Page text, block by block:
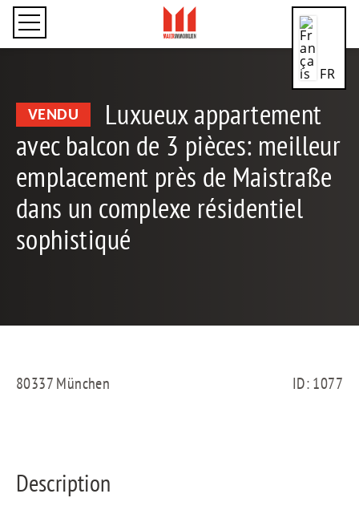
FR
CN
EN
VENDU
Luxueux appartement
avec balcon de 3 pièces: meilleur
emplacement près de Maistraße
dans un complexe résidentiel
sophistiqué
80337 München ID: 1077
Description